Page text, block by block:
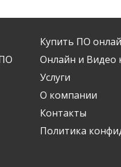
Купить ПО
Онлайн и Видео
Услуги
О компании
Контакты
Политика